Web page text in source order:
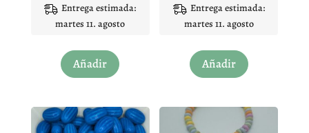
Entrega estimada:
martes 11. agosto
Añadir
Entrega estimada:
martes 11. agosto
Añadir